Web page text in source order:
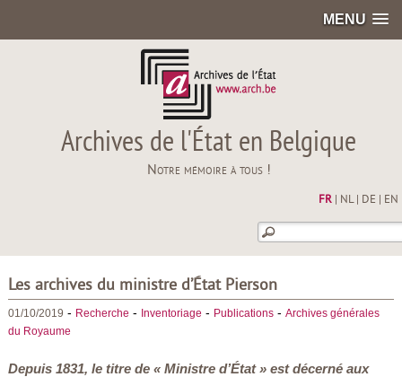
MENU
Archives de l'État en Belgique
Notre mémoire à tous !
FR| NL| DE EN
Les archives du ministre d’État Pierson
01/10/2019 - Recherche - Inventoriage - Publications- Archives générales
du Royaume
Depuis 1831, le titre de « Ministre d’État » est décerné aux